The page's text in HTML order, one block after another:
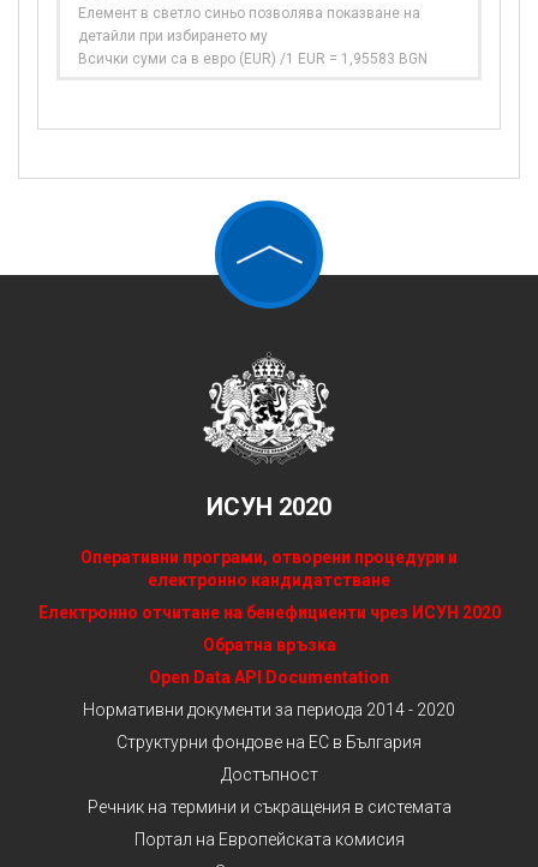
Елемент в светло синьо позволява показване на
детайли при избирането му
Всички суми са в евро (EUR) /1 EUR = 1,95583 BGN
ИСУН 2020
Оперативни програми, отворени процедури и
електронно кандидатстване
Електронно отчитане на бенефициенти чрез ИСУН 2020
Обратна връзка
Open Data API Documentation
Нормативни документи за периода 2014 - 2020
Структурни фондове на ЕС в България
Достъпност
Речник на термини и съкращения в системата
Портал на Европейската комисия